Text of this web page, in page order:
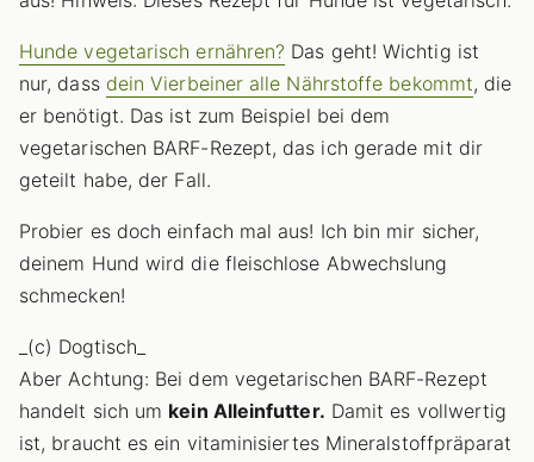
Hunde vegetarisch ernähren? Das geht! Wichtig ist
nur, dass dein Vierbeiner alle Nährstoffe bekommt, die
er benötigt. Das ist zum Beispiel bei dem
vegetarischen BARF-Rezept, das ich gerade mit dir
geteilt habe, der Fall.
Probier es doch einfach mal aus! Ich bin mir sicher,
deinem Hund wird die fleischlose Abwechslung
schmecken!
_(c) Dogtisch_
Aber Achtung: Bei dem vegetarischen BARF-Rezept
handelt sich um kein Alleinfutter. Damit es vollwertig
ist, braucht es ein vitaminisiertes Mineralstoffpräparat